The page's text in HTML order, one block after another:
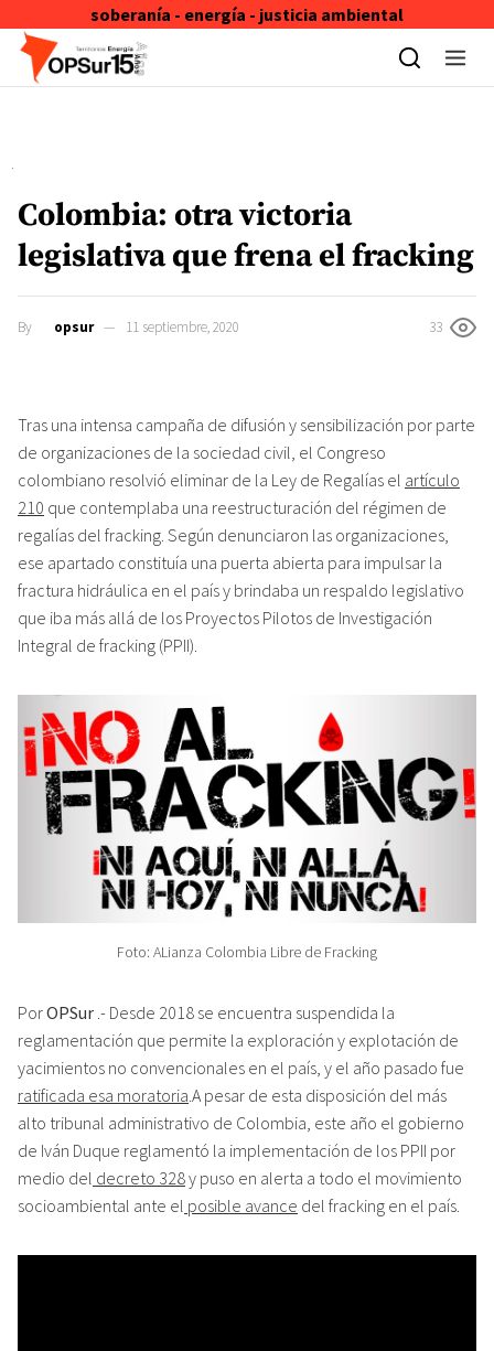
soberanía - energía - justicia ambiental
Skip to content
Colombia: otra victoria
legislativa que frena el fracking
By opsur 11 septiembre, 2020 33
Tras una intensa campaña de difusión y sensibilización por parte
de organizaciones de la sociedad civil, el Congreso
colombiano resolvió eliminar de la Ley de Regalías el artículo
210 que contemplaba una reestructuración del régimen de
regalías del fracking. Según denunciaron las organizaciones,
ese apartado constituía una puerta abierta para impulsar la
fractura hidráulica en el país y brindaba un respaldo legislativo
que iba más allá de los Proyectos Pilotos de Investigación
Integral de fracking (PPII).
Foto: ALianza Colombia Libre de Fracking
PorOPSur .- Desde 2018 se encuentra suspendida la
reglamentación que permite la exploración y explotación de
yacimientos no convencionales en el país, y el año pasado fue
ratificada esa moratoria.A pesar de esta disposición del más
alto tribunal administrativo de Colombia, este año el gobierno
de Iván Duque reglamentó la implementación de los PPII por
medio del decreto 328y puso en alerta a todo el movimiento
socioambiental ante el posible avance del fracking en el país.